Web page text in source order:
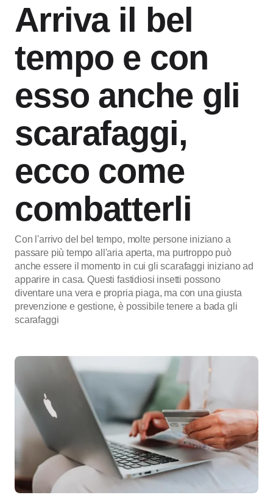
Arriva il bel
tempo e con
esso anche gli
scarafaggi,
ecco come
combatterli
Con l'arrivo del bel tempo, molte persone iniziano a
passare più tempo all'aria aperta, ma purtroppo può
anche essere il momento in cui gli scarafaggi iniziano ad
apparire in casa. Questi fastidiosi insetti possono
diventare una vera e propria piaga, ma con una giusta
prevenzione e gestione, è possibile tenere a bada gli
scarafaggi